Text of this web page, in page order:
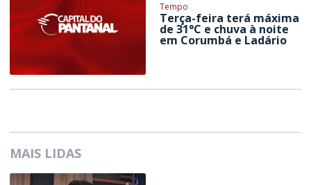
Tempo
Terça-feira terá máxima
de 31°C e chuva à noite
em Corumbá e Ladário
MAIS LIDAS